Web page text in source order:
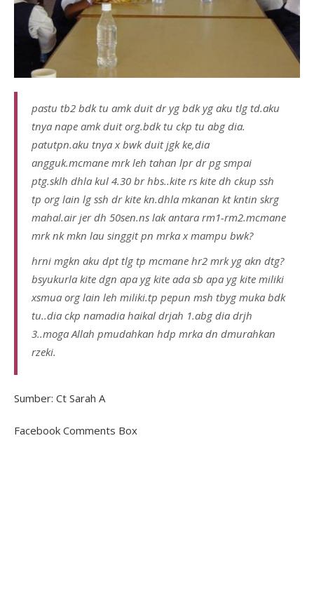
pastu tb2 bdk tu amk duit dr yg bdk yg aku tlg td.aku
tnya nape amk duit org.bdk tu ckp tu abg dia.
patutpn.aku tnya x bwk duit jgk ke,dia
angguk.mcmane mrk leh tahan lpr dr pg smpai
ptg.sklh dhla kul 4.30 br hbs..kite rs kite dh ckup ssh
tp org lain lg ssh dr kite kn.dhla mkanan kt kntin skrg
mahal.air jer dh 50sen.ns lak antara rm1-rm2.mcmane
mrk nk mkn lau singgit pn mrka x mampu bwk?
hrni mgkn aku dpt tlg tp mcmane hr2 mrk yg akn dtg?
bsyukurla kite dgn apa yg kite ada sb apa yg kite miliki
xsmua org lain leh miliki.tp pepun msh tbyg muka bdk
tu..dia ckp namadia haikal drjah 1.abg dia drjh
3..moga Allah pmudahkan hdp mrka dn dmurahkan
rzeki.
Sumber: Ct Sarah A
Facebook Comments Box